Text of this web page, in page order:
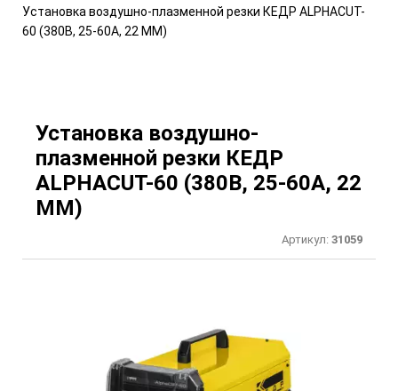
Установка воздушно-плазменной резки КЕДР ALPHACUT-
60 (380В, 25-60А, 22 ММ)
Установка воздушно-
плазменной резки КЕДР
ALPHACUT-60 (380В, 25-60А, 22
ММ)
Артикул: 31059